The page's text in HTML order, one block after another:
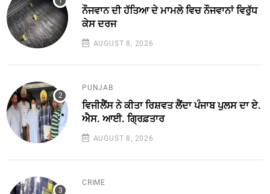
ਨੌਜਵਾਨ ਦੀ ਹੱਤਿਆ ਦੇ ਮਾਮਲੇ ਵਿਚ ਨੌਜਵਾਨਾਂ ਵਿਰੁੱਧ
ਕੇਸ ਦਰਜ
AUGUST 8, 2026
PUNJAB
ਵਿਜੀਲੈਂਸ ਨੇ ਕੀਤਾ ਰਿਸ਼ਵਤ ਲੈਂਦਾ ਪੰਜਾਬ ਪੁਲਸ ਦਾ ਏ.
ਐਸ. ਆਈ. ਗ੍ਰਿਫ਼ਤਾਰ
AUGUST 8, 2026
CRIME